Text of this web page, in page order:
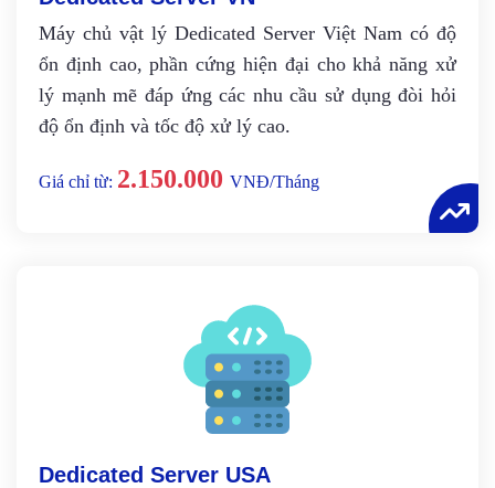
Máy chủ vật lý Dedicated Server Việt Nam có độ
ổn định cao, phần cứng hiện đại cho khả năng xử
lý mạnh mẽ đáp ứng các nhu cầu sử dụng đòi hỏi
độ ổn định và tốc độ xử lý cao.
Giá chỉ từ: 2.150.000 VNĐ/Tháng
Dedicated Server USA